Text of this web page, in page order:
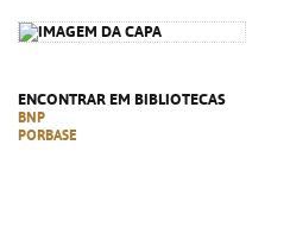
ENCONTRAR EM BIBLIOTECAS
BNP
PORBASE